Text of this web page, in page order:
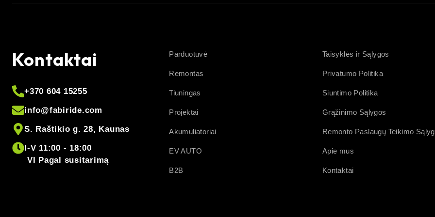
Kontaktai
+370 604 15255
info@fabiride.com
S. Raštikio g. 28, Kaunas
I-V 11:00 - 18:00
VI Pagal susitarimą
Parduotuvė
Remontas
Tiuningas
Projektai
Akumuliatoriai
EV AUTO
B2B
Taisyklės ir Sąlygos
Privatumo Politika
Siuntimo Politika
Grąžinimo Sąlygos
Remonto Paslaugų Teikimo
Apie mus
Kontaktai